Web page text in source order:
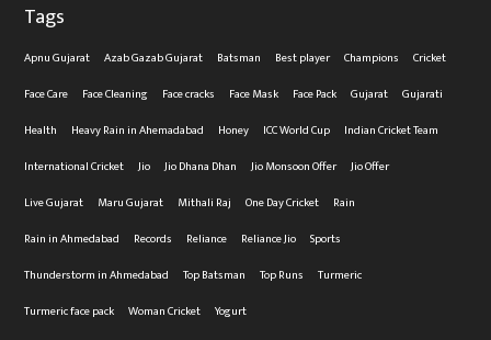
Tags
Apnu Gujarat Azab Gazab Gujarat Batsman Best player Champions
Cricket
Face Care
Face Cleaning Face cracks Face Mask Face Pack Gujarat
Gujarati
Health
Heavy Rain in Ahemadabad Honey ICC World Cup
Indian Cricket Team
International Cricket
Jio Jio Dhana Dhan Jio Monsoon Offer
Jio Offer
Live Gujarat
Maru Gujarat Mithali Raj One Day Cricket
Rain
Rain in Ahmedabad
Records Reliance Reliance Jio
Sports
Thunderstorm in Ahmedabad
Top Batsman Top Runs
Turmeric
Turmeric face pack
Woman Cricket Yogurt